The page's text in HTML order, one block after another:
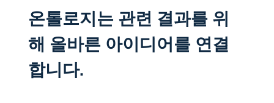
온톨로지는 관련 결과를 위
해 올바른 아이디어를 연결
합니다.